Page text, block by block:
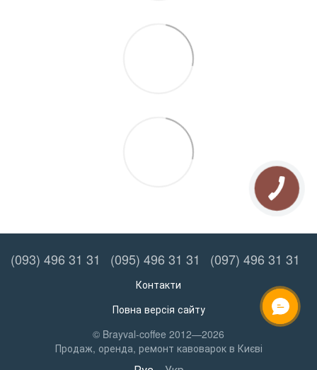
(093) 496 31 31 (095) 496 31 31 (097) 496 31 31
Контакти
Повна версія сайту
© Brayval-coffee 2012—2026
Продаж, оренда, ремонт кавоварок в Києві
ОНЛАЙН ЧАТ